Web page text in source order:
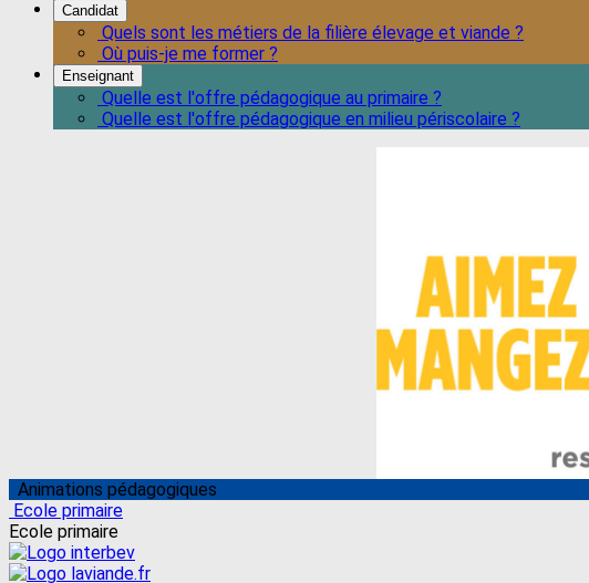
Candidat
Quels sont les métiers de la filière élevage et viande ?
Où puis-je me former ?
Enseignant
Quelle est l'offre pédagogique au primaire ?
Quelle est l'offre pédagogique en milieu périscolaire ?
Animations pédagogiques
Ecole primaire
Ecole primaire